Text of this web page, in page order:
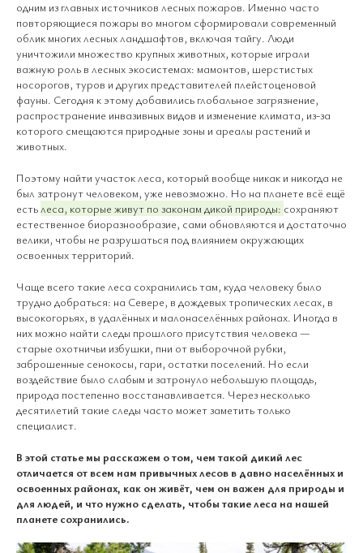
одним из главных источников лесных пожаров. Именно часто
повторяющиеся пожары во многом сформировали современный
облик многих лесных ландшафтов, включая тайгу. Люди
уничтожили множество крупных животных, которые играли
важную роль в лесных экосистемах: мамонтов, шерстистых
носорогов, туров и других представителей плейстоценовой
фауны. Сегодня к этому добавились глобальное загрязнение,
распространение инвазивных видов и изменение климата, из-за
которого смещаются природные зоны и ареалы растений и
животных.
Поэтому найти участок леса, который вообще никак и никогда не
был затронут человеком, уже невозможно. Но на планете всё ещё
естьлеса, которые живут по законам дикой природы: сохраняют
естественное биоразнообразие, сами обновляются и достаточно
велики, чтобы не разрушаться под влиянием окружающих
освоенных территорий.
Чаще всего такие леса сохранились там, куда человеку было
трудно добраться: на Севере, в дождевых тропических лесах, в
высокогорьях, в удалённых и малонаселённых районах. Иногда в
них можно найти следы прошлого присутствия человека —
старые охотничьи избушки, пни от выборочной рубки,
заброшенные сенокосы, гари, остатки поселений. Но если
воздействие было слабым и затронуло небольшую площадь,
природа постепенно восстанавливается. Через несколько
десятилетий такие следы часто может заметить только
специалист.
В этой статье мы расскажем о том, чем такой дикий лес
отличается от всем нам привычных лесов в давно населённых и
освоенных районах, как он живёт, чем он важен для природы и
для людей, и что нужно сделать, чтобы такие леса на нашей
планете сохранились.